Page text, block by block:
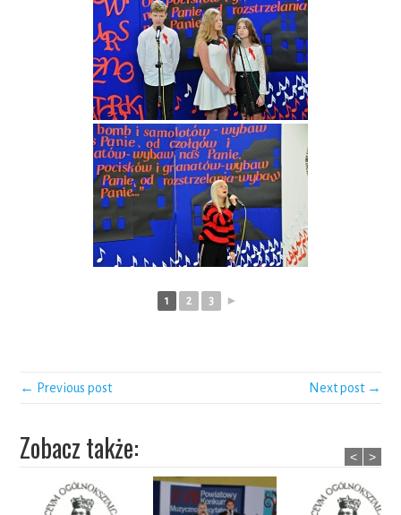
1 2 3 ►
← Previous post Next post →
Zobacz także: < >